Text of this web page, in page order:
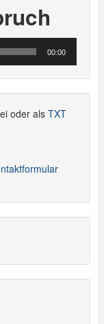
00:00
oder als TXT